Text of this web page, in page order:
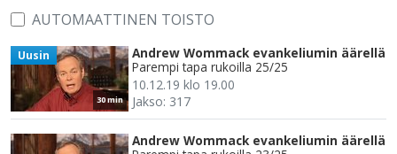
AUTOMAATTINEN TOISTO
30 min
Uusin
Andrew Wommack evankeliumin äärellä
Parempi tapa rukoilla 25/25
10.12.19 klo 19.00
Jakso: 317
Andrew Wommack evankeliumin äärellä